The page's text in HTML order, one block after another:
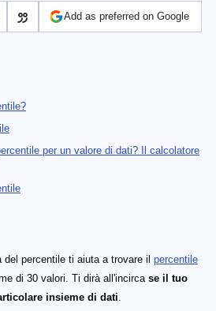
Add as preferred on Google
per un valore di dati? Il calcolatore
percentile ti aiuta a trovare il percentile
di 30 valori. Ti dirà all'incirca se il tuo
insieme di dati.